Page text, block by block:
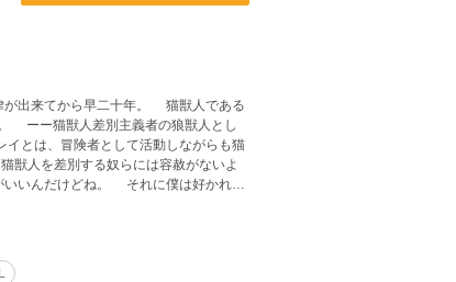
ーー猫獣人差別主義者の狼獣人とし
獣人を差別する奴らには容赦がないよ
いんだ。 皆を守る為なら僕は、悪役